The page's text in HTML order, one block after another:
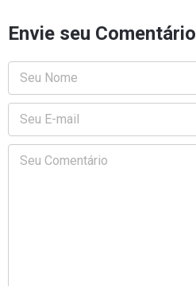
Envie seu Comentário